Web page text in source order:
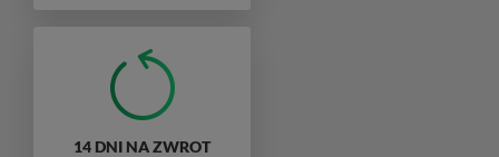
14 DNI NA ZWROT